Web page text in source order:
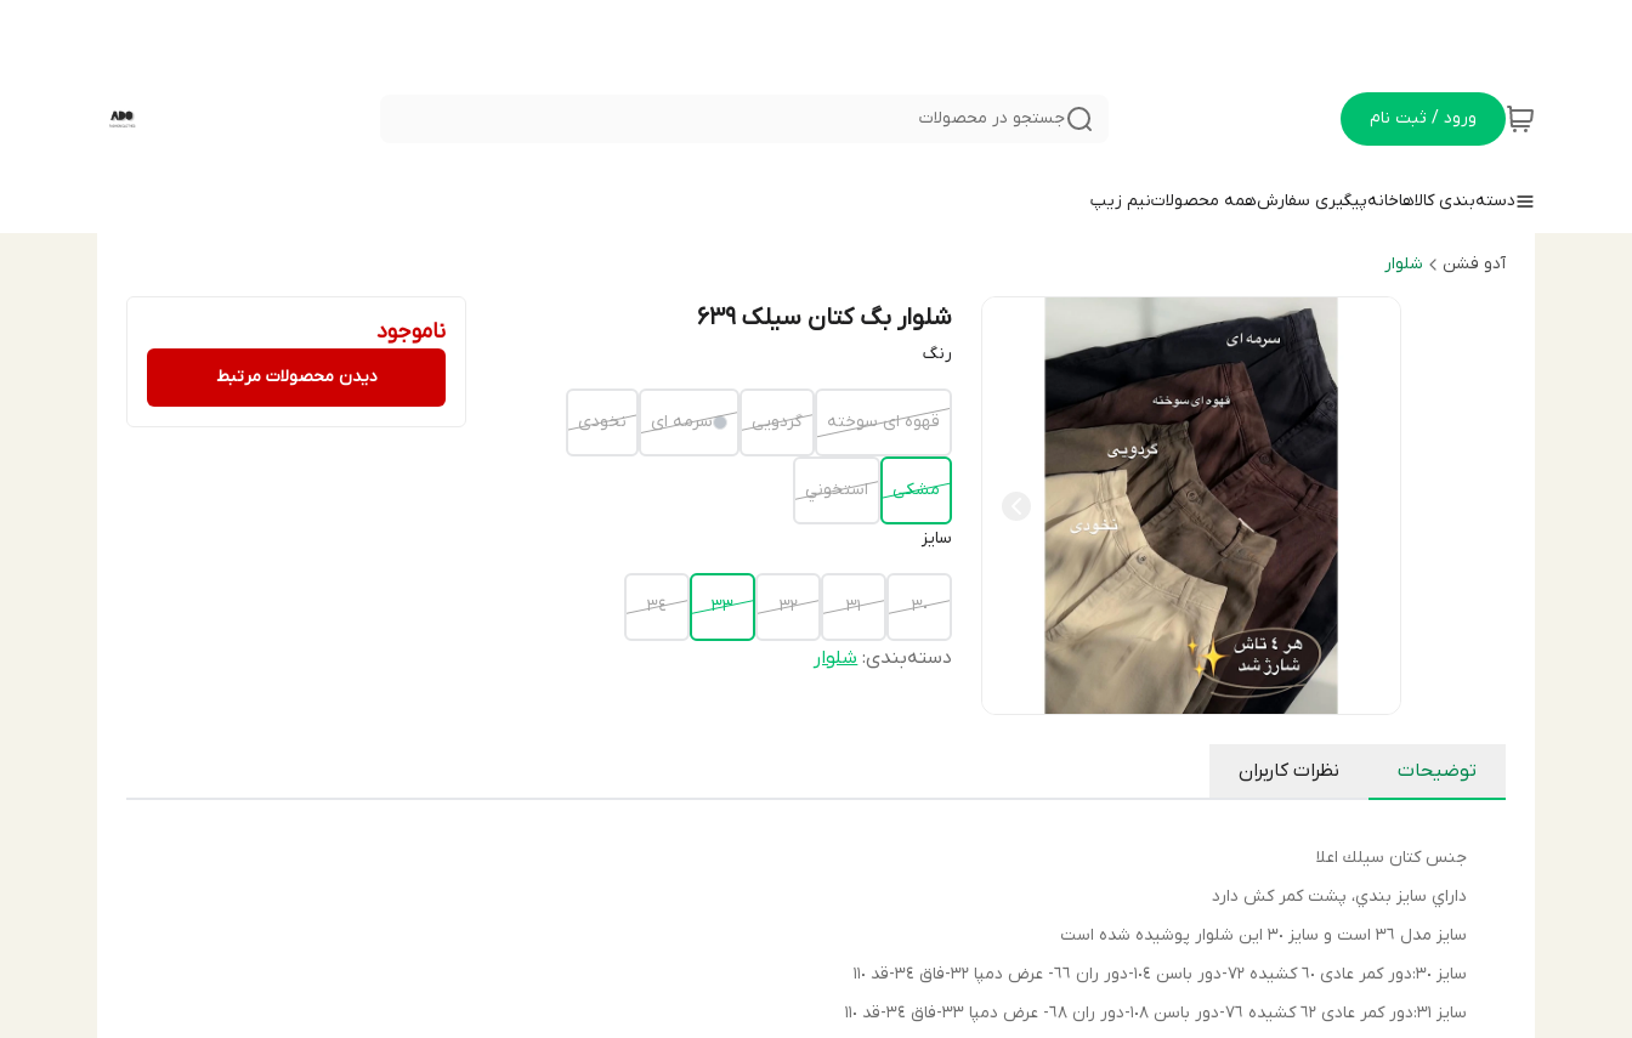
ورود / ثبت نام جستجو در محصولات
دسته‌بندی کالاهاخانهپیگیری سفارشهمه محصولاتنيم زيپ
آدو فشن شلوار
شلوار بگ کتان سیلک 639
رنگ
قهوه ای سوخته گردویی سرمه ای نخودى
مشكى استخوني
سايز
٣٠ ٣١ ٣٢ ٣٣ ٣٤
دسته‌بندی:شلوار
ناموجود
دیدن محصولات مرتبط
توضیحات نظرات کاربران
جنس كتان سيلك اعلا
داراي سايز بندي، پشت كمر كش دارد
سايز مدل ٣٦ است و سايز ٣٠ اين شلوار پوشيده شده است
سايز ٣٠:دور كمر عادى ٦٠ كشيده ٧٢-دور باسن ١٠٤-دور ران ٦٦- عرض دمپا ٣٢-فاق ٣٤-قد ١١٠
سايز ٣١:دور كمر عادى ٦٢ كشيده ٧٦-دور باسن ١٠٨-دور ران ٦٨- عرض دمپا ٣٣-فاق ٣٤-قد ١١٠